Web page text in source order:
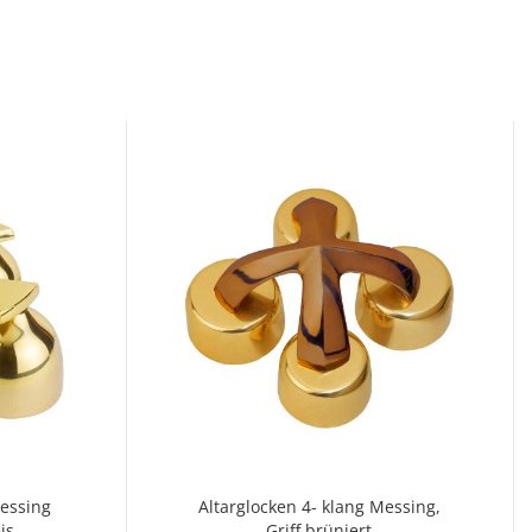
Altarglocken 4- klang Messing,